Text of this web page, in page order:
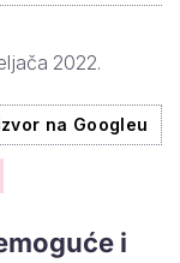
2022.
na Googleu
i